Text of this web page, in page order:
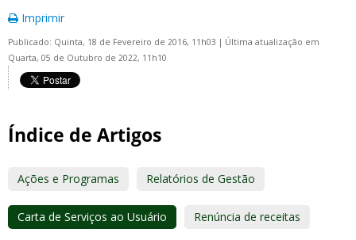
Imprimir
Publicado: Quinta, 18 de Fevereiro de 2016, 11h03 | Última atualização em
Quarta, 05 de Outubro de 2022, 11h10
Índice de Artigos
Ações e Programas Relatórios de Gestão
Carta de Serviços ao Usuário Renúncia de receitas